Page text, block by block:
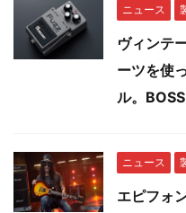
ニュース
ヴィンテ
ーツを使
ル。
ニュース
エピフォ